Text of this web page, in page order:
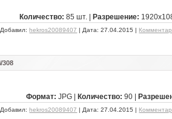
Количество: 85 шт. | Разрешение:
Добавил:hekros20089407 | Дата:27.04.2015 |
Формат: JPG | Количество: 90 |
Добавил:hekros20089407 | Дата:27.04.2015 |